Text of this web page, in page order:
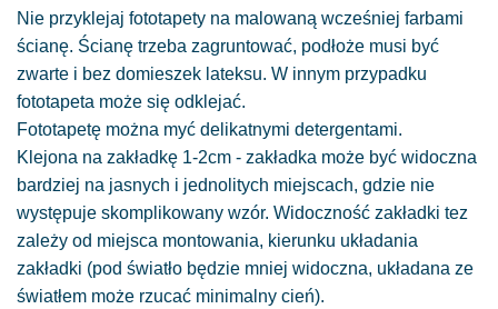
Nie przyklejaj fototapety na malowaną wcześniej farbami
ścianę. Ścianę trzeba zagruntować, podłoże musi być
zwarte i bez domieszek lateksu. W innym przypadku
fototapeta może się odklejać.
Fototapetę można myć delikatnymi detergentami.
Klejona na zakładkę 1-2cm - zakładka może być widoczna
bardziej na jasnych i jednolitych miejscach, gdzie nie
występuje skomplikowany wzór. Widoczność zakładki tez
zależy od miejsca montowania, kierunku układania
zakładki (pod światło będzie mniej widoczna, układana ze
światłem może rzucać minimalny cień).